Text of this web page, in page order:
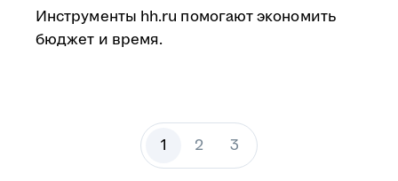
Инструменты hh.ru помогают экономить
бюджет и время.
1 2 3